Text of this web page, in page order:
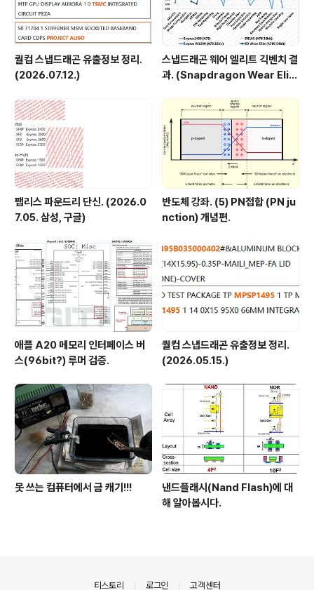
퀄컴 스냅드래곤 유출정보 정리.
(2026.07.12.)
스냅드래곤 웨어 엘리트 긱벤치 결
과. (Snapdragon Wear Elit
팹리스 파운드리 단신. (2026.0
7.05. 삼성, 구글)
반도체 강좌. (5) PN접합 (PN ju
nction) 개념편.
애플 A20 메모리 인터페이스 버
스(96bit?) 루머 검증.
퀄컴 스냅드래곤 유출정보 정리.
(2026.05.15.)
못 쓰는 컴퓨터에서 금 캐기!!!
낸드플래시(Nand Flash)에 대
해 알아봅시다.
티스토리 로그인 고객센터